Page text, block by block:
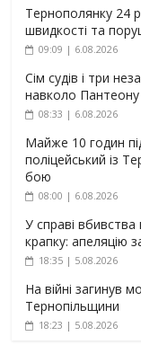
Тернополянку 24
швидкості та
09:09 | 6.08.2026
Сім судів і три
навколо Пантеону
08:33 | 6.08.2026
Майже 10 годин
поліцейський із
бою
08:00 | 6.08.2026
У справі вбивства
крапку: апеляцію
18:35 | 5.08.2026
На війні загинув
Тернопільщини
18:23 | 5.08.2026